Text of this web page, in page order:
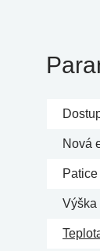
Nová
Patice
Výška